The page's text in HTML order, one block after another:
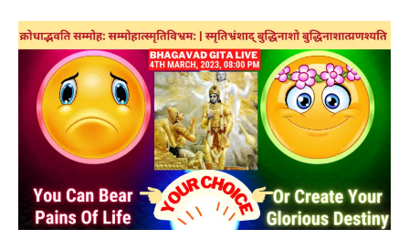
Your
Sense
Craving
Can
Limit
Your
Intelligence
Creativity?
बुद्धिमान